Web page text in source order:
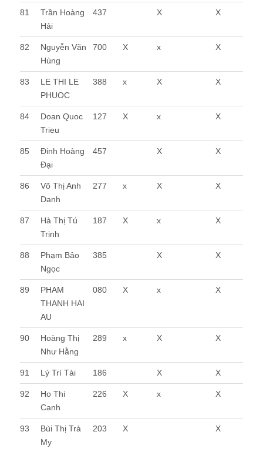
81
Trần Hoàng
Hải
437 X X
82
Nguyễn Văn
Hùng
700 X x X
83
LE THI LE
PHUOC
388 x X X
84
Doan Quoc
Trieu
127 X x X
85
Đinh Hoàng
Đại
457 X X
86
Võ Thị Anh
Danh
277 x X X
87
Hà Thị Tú
Trinh
187 X x X
88
Phạm Bảo
Ngọc
385 X X
89
PHAM
THANH HAI
AU
080 X x X
90
Hoàng Thị
Như Hằng
289 x X X
91 Lý Trí Tài 186 X X
92
Ho Thi
Canh
226 X x X
93
Bùi Thị Trà
My
203 X X